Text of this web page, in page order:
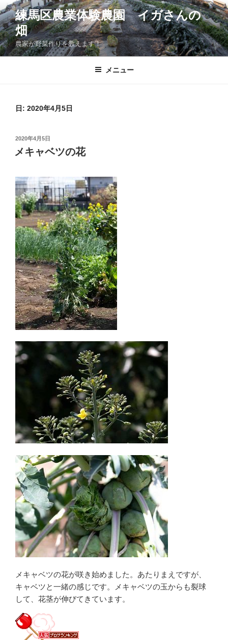
コ
ン
テ
ン
ツ
練馬区農業体験農園 イガさんの
畑
農家が野菜作りを教えます！
メニュー
日: 2020年4月5日
投
日:
2020年4月5日
メキャベツの花
メキャベツの花が咲き始めました。あたりまえですが、
キャベツと一緒の感じです。メキャベツの玉からも裂球
して、花茎が伸びてきています。